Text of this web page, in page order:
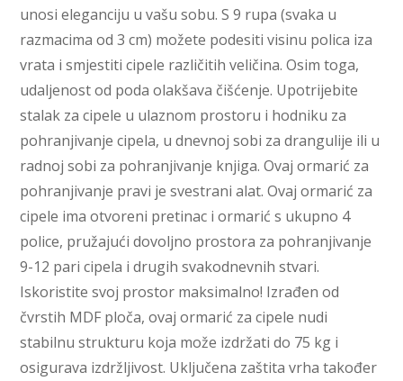
unosi eleganciju u vašu sobu. S 9 rupa (svaka u
razmacima od 3 cm) možete podesiti visinu polica iza
vrata i smjestiti cipele različitih veličina. Osim toga,
udaljenost od poda olakšava čišćenje. Upotrijebite
stalak za cipele u ulaznom prostoru i hodniku za
pohranjivanje cipela, u dnevnoj sobi za drangulije ili u
radnoj sobi za pohranjivanje knjiga. Ovaj ormarić za
pohranjivanje pravi je svestrani alat. Ovaj ormarić za
cipele ima otvoreni pretinac i ormarić s ukupno 4
police, pružajući dovoljno prostora za pohranjivanje
9-12 pari cipela i drugih svakodnevnih stvari.
Iskoristite svoj prostor maksimalno! Izrađen od
čvrstih MDF ploča, ovaj ormarić za cipele nudi
stabilnu strukturu koja može izdržati do 75 kg i
osigurava izdržljivost. Uključena zaštita vrha također